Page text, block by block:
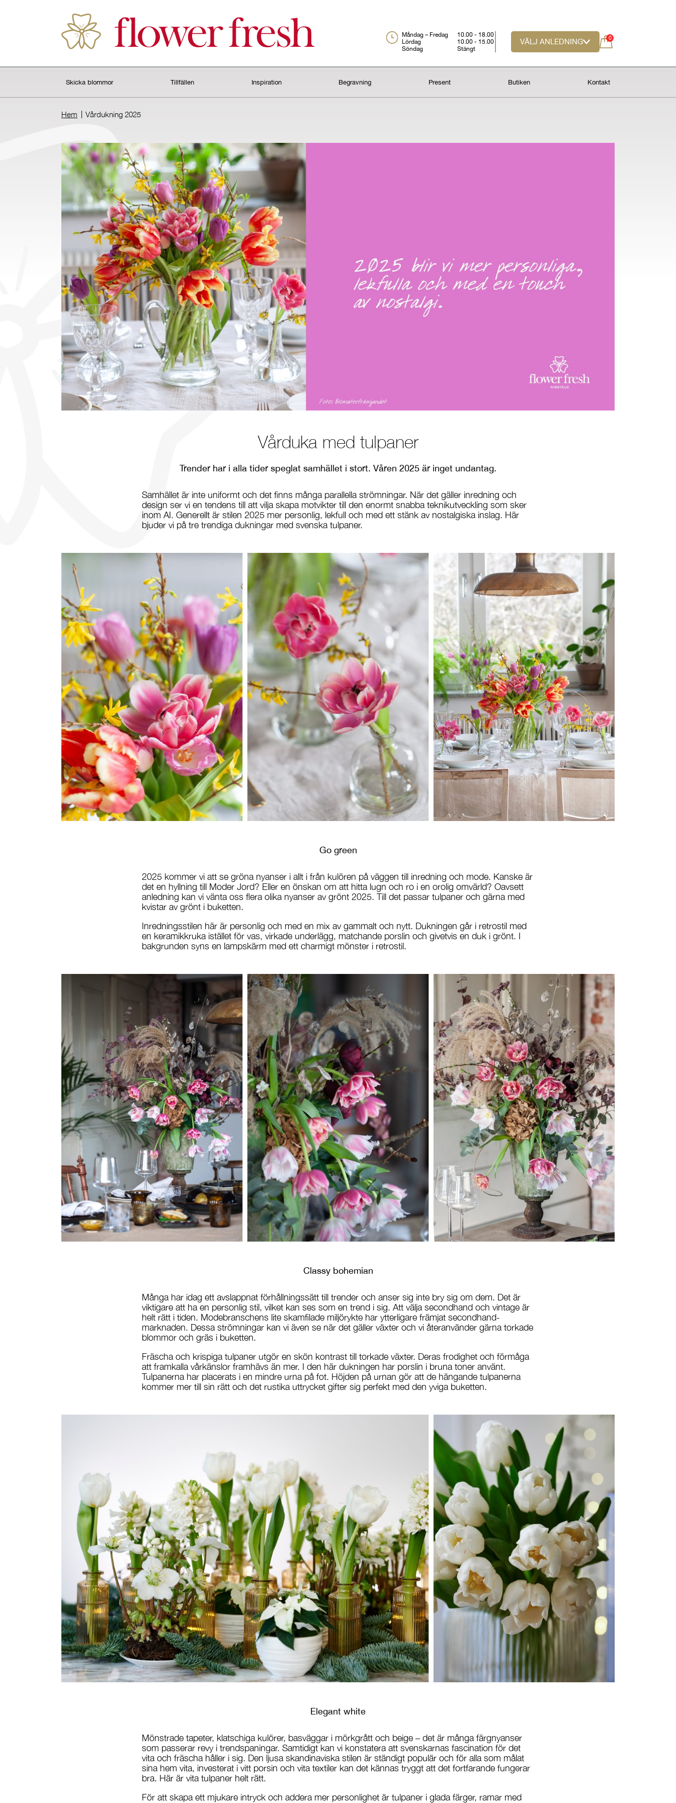
Måndag – Fredag
10.00 - 18.00
Lördag
10.00 - 15.00
Söndag
Stängt
VÄLJ ANLEDNING 0
Skicka blommor Tillfällen Inspiration Begravning Present Butiken Kontakt
Hem Vårdukning 2025
Vårduka med tulpaner
Trender har i alla tider speglat samhället i stort. Våren 2025 är inget undantag.
Samhället är inte uniformt och det finns många parallella strömningar. När det gäller inredning och
design ser vi en tendens till att vilja skapa motvikter till den enormt snabba teknikutveckling som sker
inom AI. Generellt är stilen 2025 mer personlig, lekfull och med ett stänk av nostalgiska inslag. Här
bjuder vi på tre trendiga dukningar med svenska tulpaner.
Go green
2025 kommer vi att se gröna nyanser i allt i från kulören på väggen till inredning och mode. Kanske är
det en hyllning till Moder Jord? Eller en önskan om att hitta lugn och ro i en orolig omvärld? Oavsett
anledning kan vi vänta oss flera olika nyanser av grönt 2025. Till det passar tulpaner och gärna med
kvistar av grönt i buketten.
Inredningsstilen här är personlig och med en mix av gammalt och nytt. Dukningen går i retrostil med
en keramikkruka istället för vas, virkade underlägg, matchande porslin och givetvis en duk i grönt. I
bakgrunden syns en lampskärm med ett charmigt mönster i retrostil.
Classy bohemian
Många har idag ett avslappnat förhållningssätt till trender och anser sig inte bry sig om dem. Det är
viktigare att ha en personlig stil, vilket kan ses som en trend i sig. Att välja secondhand och vintage är
helt rätt i tiden. Modebranschens lite skamfilade miljörykte har ytterligare främjat secondhand-
marknaden. Dessa strömningar kan vi även se när det gäller växter och vi återanvänder gärna torkade
blommor och gräs i buketten.
Fräscha och krispiga tulpaner utgör en skön kontrast till torkade växter. Deras frodighet och förmåga
att framkalla vårkänslor framhävs än mer. I den här dukningen har porslin i bruna toner använt.
Tulpanerna har placerats i en mindre urna på fot. Höjden på urnan gör att de hängande tulpanerna
kommer mer till sin rätt och det rustika uttrycket gifter sig perfekt med den yviga buketten.
Elegant white
Mönstrade tapeter, klatschiga kulörer, basväggar i mörkgrått och beige – det är många färgnyanser
som passerar revy i trendspaningar. Samtidigt kan vi konstatera att svenskarnas fascination för det
vita och fräscha håller i sig. Den ljusa skandinaviska stilen är ständigt populär och för alla som målat
sina hem vita, investerat i vitt porsin och vita textiler kan det kännas tryggt att det fortfarande fungerar
bra. Här är vita tulpaner helt rätt.
För att skapa ett mjukare intryck och addera mer personlighet är tulpaner i glada färger, ramar med